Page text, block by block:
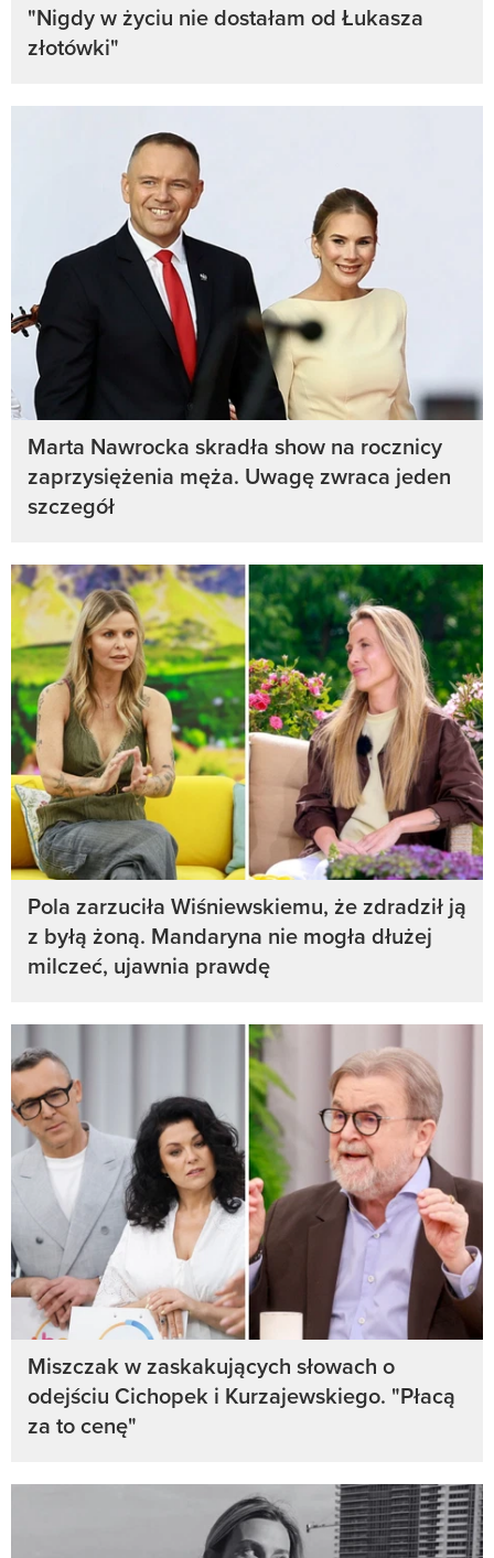
"Nigdy w życiu nie dostałam od Łukasza
złotówki"
Marta Nawrocka skradła show na rocznicy
zaprzysiężenia męża. Uwagę zwraca jeden
szczegół
Pola zarzuciła Wiśniewskiemu, że zdradził ją
z byłą żoną. Mandaryna nie mogła dłużej
milczeć, ujawnia prawdę
Miszczak w zaskakujących słowach o
odejściu Cichopek i Kurzajewskiego. "Płacą
za to cenę"